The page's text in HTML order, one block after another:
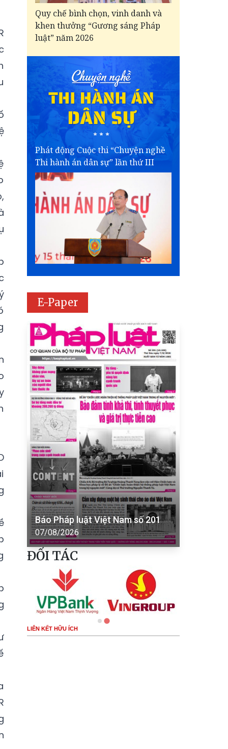
Quy chế bình chọn, vinh danh và
khen thưởng “Gương sáng Pháp
luật” năm 2026
Phát động Cuộc thi “Chuyện nghề
Thi hành án dân sự” lần thứ III
E-Paper
Báo Pháp luật Việt Nam số 201
07/08/2026
ĐỐI TÁC
LIÊN KẾT HỮU ÍCH